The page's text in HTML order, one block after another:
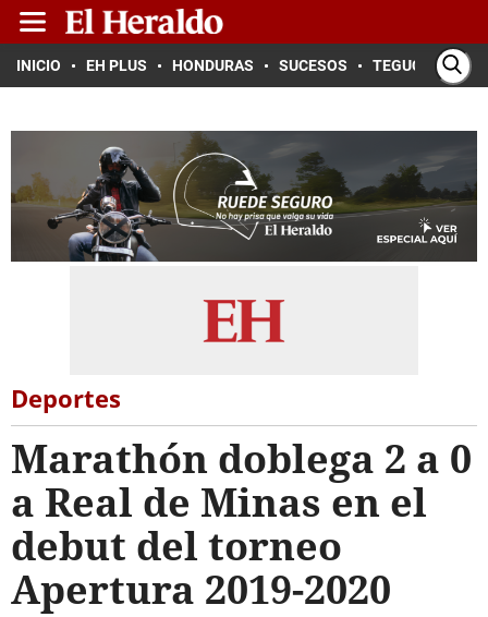
INICIO EH PLUS HONDURAS SUCESOS TEGUCIGALPA
Deportes
Marathón doblega 2 a 0
a Real de Minas en el
debut del torneo
Apertura 2019-2020